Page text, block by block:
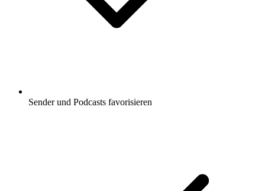
Sender und Podcasts favorisieren